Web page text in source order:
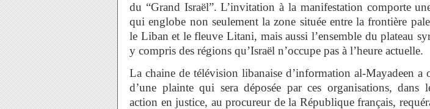
du “Grand Israël”. L’invitation à la manifestation comporte
qui englobe non seulement la zone située entre la frontière
le Liban et le fleuve Litani, mais aussi l’ensemble du plateau
y compris des régions qu’Israël n’occupe pas à l’heure actuelle.
La chaine de télévision libanaise d’information al-Mayadeen a
d’une plainte qui sera déposée par ces organisations, dans
action en justice, au procureur de la République français,